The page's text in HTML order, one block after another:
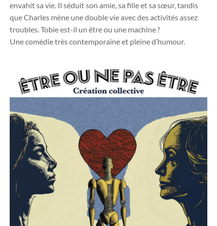
envahit sa vie. Il séduit son amie, sa fille et sa sœur, tandis
que Charles mène une double vie avec des activités assez
troubles. Tobie est-il un être ou une machine ?
Une comédie très contemporaine et pleine d’humour.